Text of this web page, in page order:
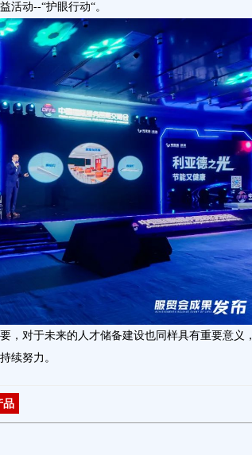
活动--“护眼行动“。
，对于未来的人才储备建设也同样具有重要意义，
续努力。
品